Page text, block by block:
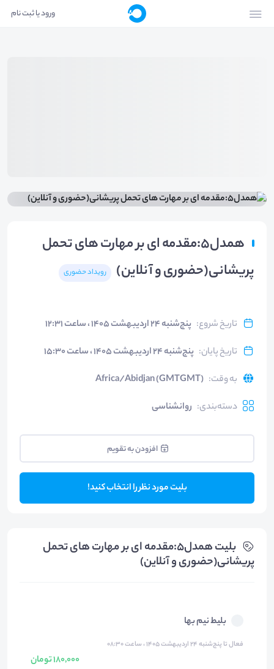
ورود یا ثبت نام
همدل۵:مقدمه ای بر مهارت های تحمل
پریشانی(حضوری و آنلاین)
رویداد حضوری
تاریخ شروع: پنج‌شنبه ۲۴ اردیبهشت ۱۴۰۵ ، ساعت ۱۲:۳۱
تاریخ پایان: پنج‌شنبه ۲۴ اردیبهشت ۱۴۰۵ ، ساعت ۱۵:۳۰
به وقت:
Africa/Abidjan (GMTGMT)
دسته‌بندی: روانشناسی
افزودن به تقویم
بلیت مورد نظر را انتخاب کنید!
بلیت‌ همدل۵:مقدمه ای بر مهارت های تحمل
پریشانی(حضوری و آنلاین)
بلیط نیم بها
فعال تا پنج‌شنبه ۲۴ اردیبهشت ۱۴۰۵ ، ساعت ۰۸:۳۰
180,000 تومان